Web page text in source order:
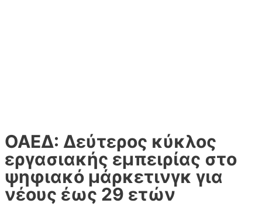
ΟΑΕΔ: Δεύτερος κύκλος
εργασιακής εμπειρίας στο
ψηφιακό μάρκετινγκ για
νέους έως 29 ετών